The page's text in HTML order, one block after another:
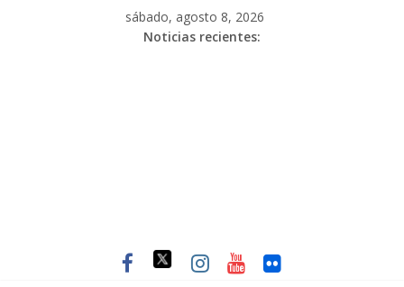
sábado, agosto 8, 2026
Noticias recientes: